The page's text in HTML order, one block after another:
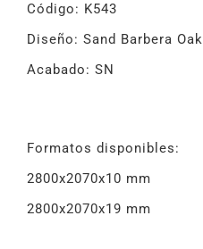
Código: K543
Diseño: Sand Barbera Oak
Acabado: SN
Formatos disponibles:
2800x2070x10 mm
2800x2070x19 mm